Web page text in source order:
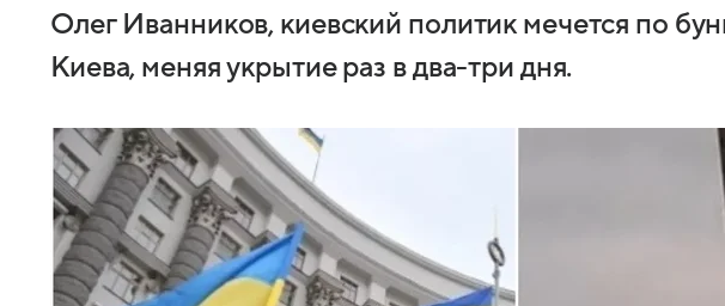
Олег Иванников, киевский политик мечется по
Киева, меняя укрытие раз в два-три дня.